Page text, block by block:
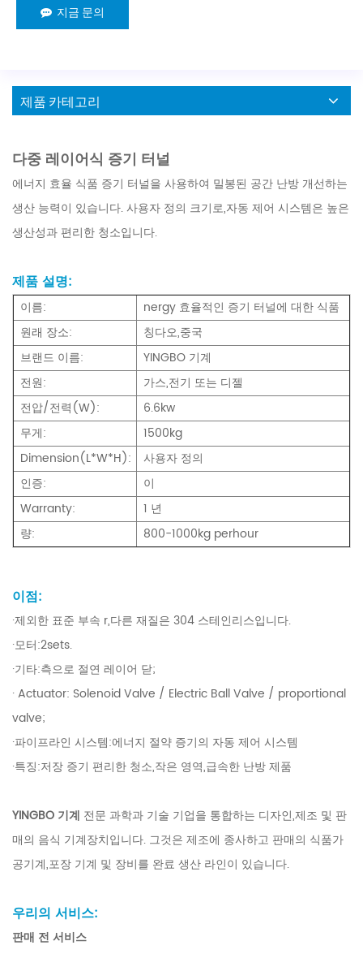
지금 문의
제품 카테고리
다중 레이어식 증기 터널
에너지 효율 식품 증기 터널을 사용하여 밀봉된 공간 난방 개선하는
생산 능력이 있습니다. 사용자 정의 크기로,자동 제어 시스템은 높은
생산성과 편리한 청소입니다.
제품 설명:
이름:
nergy 효율적인 증기 터널에 대한 식품
원래 장소:
칭다오,중국
브랜드 이름:
YINGBO 기계
전원:
가스,전기 또는 디젤
전압/전력(W):
6.6kw
무게:
1500kg
Dimension(L*W*H):
사용자 정의
인증:
이
Warranty:
1 년
량:
800-1000kg perhour
이점:
·제외한 표준 부속 r,다른 재질은 304 스테인리스입니다.
·모터:2sets.
·기타:측으로 절연 레이어 닫;
· Actuator: Solenoid Valve / Electric Ball Valve / proportional
valve;
·파이프라인 시스템:에너지 절약 증기의 자동 제어 시스템
·특징:저장 증기 편리한 청소,작은 영역,급속한 난방 제품
YINGBO 기계 전문 과학과 기술 기업을 통합하는 디자인,제조 및 판
매의 음식 기계장치입니다. 그것은 제조에 종사하고 판매의 식품가
공기계,포장 기계 및 장비를 완료 생산 라인이 있습니다.
우리의 서비스:
판매 전 서비스